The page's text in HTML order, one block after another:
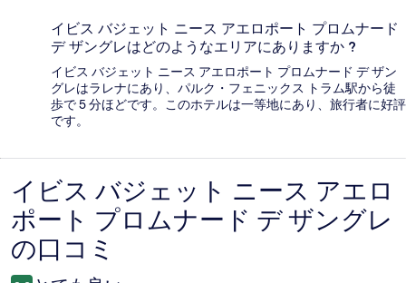
イビス バジェット ニース アエロポート プロムナード
デ ザングレはどのようなエリアにありますか ?
イビス バジェット ニース アエロポート プロムナード デ ザン
グレはラレナにあり、パルク・フェニックス トラム駅から徒
歩で 5 分ほどです。このホテルは一等地にあり、旅行者に好評
です。
口
コ
ミ
イビス バジェット ニース アエロ
ポート プロムナード デ ザングレ
の口コミ